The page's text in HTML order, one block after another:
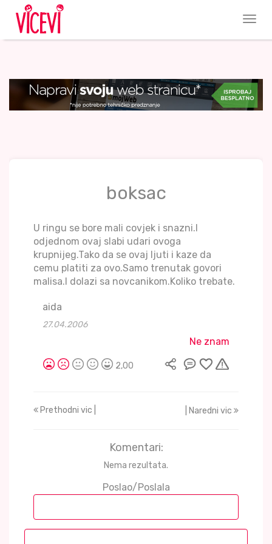
boksac
U ringu se bore mali covjek i snazni.I
odjednom ovaj slabi udari ovoga
krupnijeg.Tako da se ovaj ljuti i kaze da
cemu platiti za ovo.Samo trenutak govori
malisa.I dolazi sa novcanikom.Koliko trebate.
aida
27.04.2006
Ne znam
2,00
Prethodni vic | | Naredni vic
Komentari:
Nema rezultata.
Poslao/Poslala